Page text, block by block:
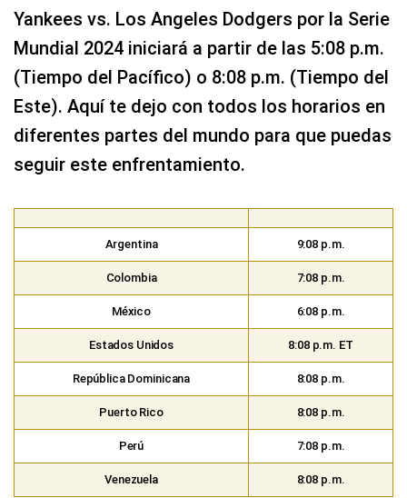
Yankees vs. Los Angeles Dodgers por la Serie
Mundial 2024 iniciará a partir de las 5:08 p.m.
(Tiempo del Pacífico) o 8:08 p.m. (Tiempo del
Este). Aquí te dejo con todos los horarios en
diferentes partes del mundo para que puedas
seguir este enfrentamiento.
Argentina 9:08 p.m.
Colombia 7:08 p.m.
México 6:08 p.m.
Estados Unidos 8:08 p.m. ET
República Dominicana 8:08 p.m.
Puerto Rico 8:08 p.m.
Perú 7:08 p.m.
Venezuela 8:08 p.m.